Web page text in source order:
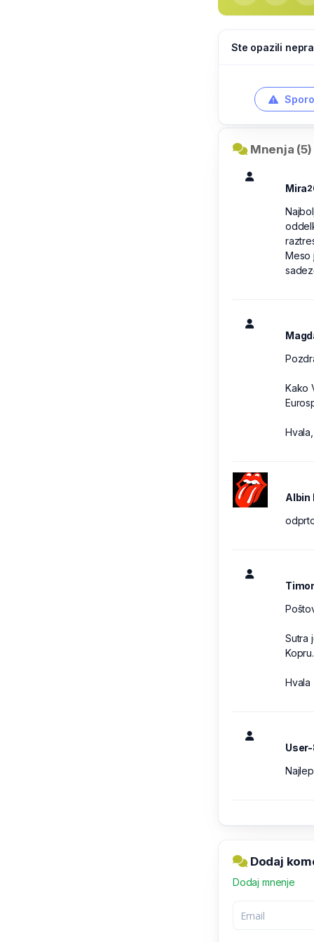
Ste opazili
Mnenja (5)
Mira
Meso
Kako
Albin
Sutra
Kopru.
Hvala
Dodaj
Dodaj mnenje